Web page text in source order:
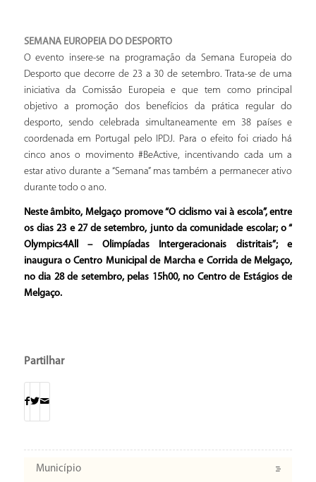
SEMANA EUROPEIA DO DESPORTO
O evento insere-se na programação da Semana Europeia do
Desporto que decorre de 23 a 30 de setembro. Trata-se de uma
iniciativa da Comissão Europeia e que tem como principal
objetivo a promoção dos benefícios da prática regular do
desporto, sendo celebrada simultaneamente em 38 países e
coordenada em Portugal pelo IPDJ. Para o efeito foi criado há
cinco anos o movimento #BeActive, incentivando cada um a
estar ativo durante a “Semana” mas também a permanecer ativo
durante todo o ano.
Neste âmbito, Melgaço promove “O ciclismo vai à escola”, entre
os dias 23 e 27 de setembro, junto da comunidade escolar; o “
Olympics4All – Olimpíadas Intergeracionais distritais”; e
inaugura o Centro Municipal de Marcha e Corrida de Melgaço,
no dia 28 de setembro, pelas 15h00, no Centro de Estágios de
Melgaço.
Partilhar
Município